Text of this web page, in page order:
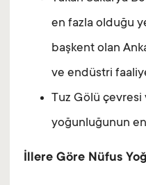
en fazla olduğu
başkent olan
ve endüstri
Tuz Gölü çevresi
yoğunluğunun
İllere Göre Nüfus